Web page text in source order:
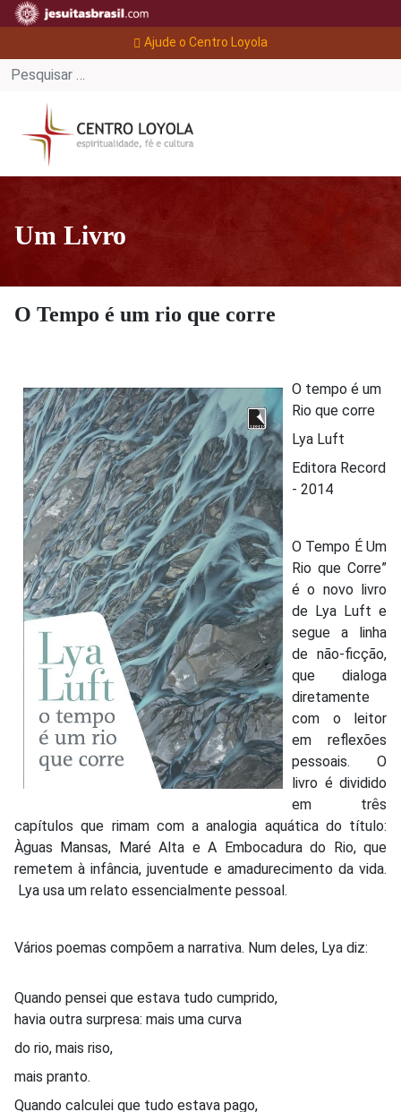
Ajude o Centro Loyola
Um Livro
O Tempo é um rio que corre
O tempo é um
Rio que corre
Lya Luft
Editora Record
- 2014
O Tempo É Um
Rio que Corre”
é o novo livro
de Lya Luft e
segue a linha
de não-ficção,
que dialoga
diretamente
com o leitor
em reflexões
pessoais. O
livro é dividido
em três
capítulos que rimam com a analogia aquática do título:
Àguas Mansas, Maré Alta e A Embocadura do Rio, que
remetem à infância, juventude e amadurecimento da vida.
Lya usa um relato essencialmente pessoal.
Vários poemas compõem a narrativa. Num deles, Lya diz:
Quando pensei que estava tudo cumprido,
havia outra surpresa: mais uma curva
do rio, mais riso,
mais pranto.
Quando calculei que tudo estava pago,